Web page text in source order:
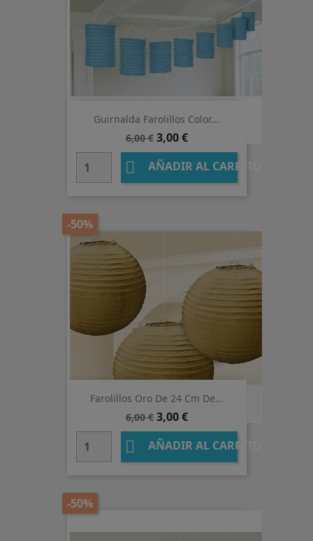
Guirnalda Farolillos Color...
Precio
base
6,00 € Precio
3,00 €
 AÑADIR AL CARRITO
Farolillos Oro De 24 Cm De...
Precio
base
6,00 €
-50%
Precio
3,00 €
 AÑADIR AL CARRITO
-50%